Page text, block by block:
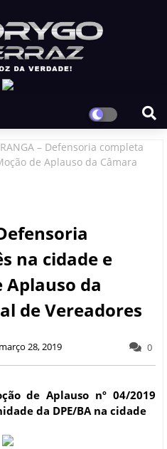
– Defensoria completa
de Aplauso da Câmara
na cidade e
Aplauso da
de Vereadores
março 28, 2019 0
de Aplauso nº 04/2019
da DPE/BA na cidade